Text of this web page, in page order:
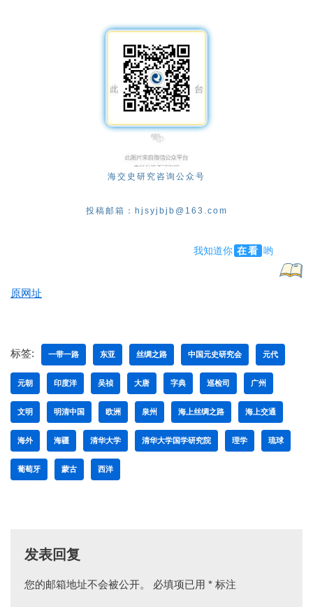
扫码关注我们
海交史研究咨询公众号
投稿邮箱：hjsyjbjb@163.com
我知道你 在看 哟
原网址
标签: 一带一路 东亚 丝绸之路 中国元史研究会 元代
元朝 印度洋 吴祯 大唐 字典 巡检司 广州
文明 明清中国 欧洲 泉州 海上丝绸之路 海上交通
海外 海疆 清华大学 清华大学国学研究院 理学 琉球
葡萄牙 蒙古 西洋
发表回复
您的邮箱地址不会被公开。 必填项已用 * 标注